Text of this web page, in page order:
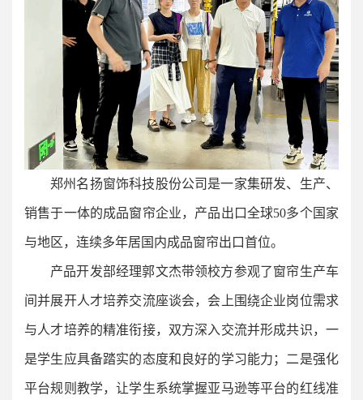
郑州名扬窗饰科技股份公司是一家集研发、生产、
销售于一体的成品窗帘企业，产品出口全球50多个国家
与地区，连续多年居国内成品窗帘出口首位。
产品开发部经理郭文杰带领校方参观了窗帘生产车
间并展开人才培养交流座谈会，会上围绕企业岗位需求
与人才培养的精准衔接，双方深入交流并形成共识，一
是学生应具备踏实的态度和良好的学习能力；二是强化
平台规则教学，让学生系统掌握亚马逊等平台的红线准